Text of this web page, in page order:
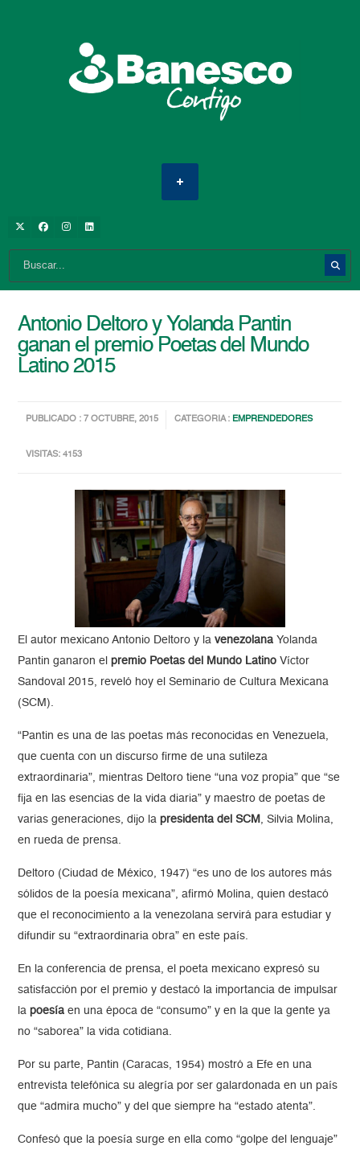
Antonio Deltoro y Yolanda Pantin
ganan el premio Poetas del Mundo
Latino 2015
PUBLICADO : 7 OCTUBRE, 2015 CATEGORIA : EMPRENDEDORES
VISITAS: 4153
El autor mexicano Antonio Deltoro y lavenezolana Yolanda
Pantin ganaron elpremio Poetas del Mundo Latino Víctor
Sandoval 2015, reveló hoy el Seminario de Cultura Mexicana
(SCM).
“Pantin es una de las poetas más reconocidas en Venezuela,
que cuenta con un discurso firme de una sutileza
extraordinaria”, mientras Deltoro tiene “una voz propia” que “se
fija en las esencias de la vida diaria” y maestro de poetas de
varias generaciones, dijo lapresidenta del SCM , Silvia Molina,
en rueda de prensa.
Deltoro (Ciudad de México, 1947) “es uno de los autores más
sólidos de la poesía mexicana”, afirmó Molina, quien destacó
que el reconocimiento a la venezolana servirá para estudiar y
difundir su “extraordinaria obra” en este país.
En la conferencia de prensa, el poeta mexicano expresó su
satisfacción por el premio y destacó la importancia de impulsar
lapoesía en una época de “consumo” y en la que la gente ya
no “saborea” la vida cotidiana.
Por su parte, Pantin (Caracas, 1954) mostró a Efe en una
entrevista telefónica su alegría por ser galardonada en un país
que “admira mucho” y del que siempre ha “estado atenta”.
Confesó que la poesía surge en ella como “golpe del lenguaje”